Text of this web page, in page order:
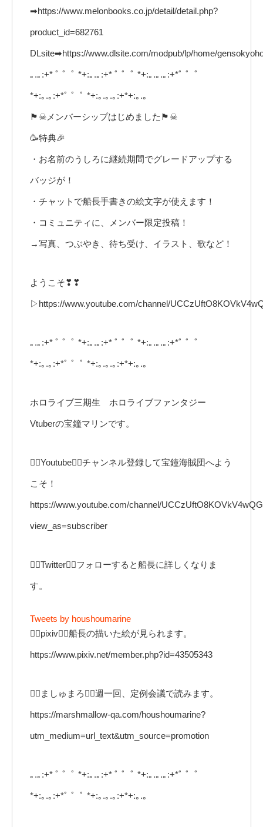
➡https://www.melonbooks.co.jp/detail/detail.php?
product_id=682761
DLsite➡https://www.dlsite.com/modpub/lp/home/
｡.｡:+* ﾟ ゜ﾟ *+:｡.｡:+* ﾟ ゜ﾟ *+:｡.｡.｡:+*ﾟ ゜ﾟ
*+:｡.｡:+*ﾟ ゜ﾟ *+:｡.｡.｡:+*+:｡.｡
🏴☠メンバーシップはじめました🏴☠
🥳特典🎉
・お名前のうしろに継続期間でグレードアップする
バッジが！
・チャットで船長手書きの絵文字が使えます！
・コミュニティに、メンバー限定投稿！
→写真、つぶやき、待ち受け、イラスト、歌など！
ようこそ❣❣
▷https://www.youtube.com/channel/
｡.｡:+* ﾟ ゜ﾟ *+:｡.｡:+* ﾟ ゜ﾟ *+:｡.｡.｡:+*ﾟ ゜ﾟ
*+:｡.｡:+*ﾟ ゜ﾟ *+:｡.｡.｡:+*+:｡.｡
ホロライブ三期生 ホロライブファンタジー
Vtuberの宝鐘マリンです。
🏴‍☠️Youtube🏴‍☠️チャンネル登録して宝鐘海賊団へよう
こそ！
https://www.youtube.com/channel/
view_as=subscriber
🏴‍☠️Twitter🏴‍☠️フォローすると船長に詳しくなりま
す。
Tweets by houshoumarine
🏴‍☠️pixiv🏴‍☠️船長の描いた絵が見られます。
https://www.pixiv.net/member.php?id=43505343
🏴‍☠️ましゅまろ🏴‍☠️週一回、定例会議で読みます。
https://marshmallow-qa.com/houshoumarine?
utm_medium=url_text&utm_source=promotion
｡.｡:+* ﾟ ゜ﾟ *+:｡.｡:+* ﾟ ゜ﾟ *+:｡.｡.｡:+*ﾟ ゜ﾟ
*+:｡.｡:+*ﾟ ゜ﾟ *+:｡.｡.｡:+*+:｡.｡